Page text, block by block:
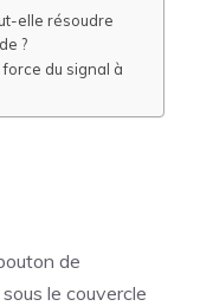
elle résoudre
?
du signal à
de
le couvercle